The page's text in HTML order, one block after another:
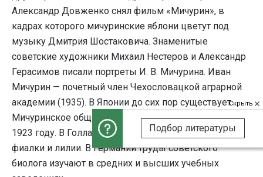
Александр Довженко снял фильм «Мичурин», в
кадрах которого мичуринские яблони цветут под
музыку Дмитрия Шостаковича. Знаменитые
советские художники Михаил Нестеров и Александр
Герасимов писали портреты И. В. Мичурина. Иван
Мичурин — почетный член Чехословацкой аграрной
академии (1935). В Японии до сих пор существует
Мичуринское общество, которое организовано в
1923 году. В Голландии очень ценят его луковичные
фиалки и лилии. В Германии труды советского
биолога изучают в средних и высших учебных
Скрыть
Подбор литературы